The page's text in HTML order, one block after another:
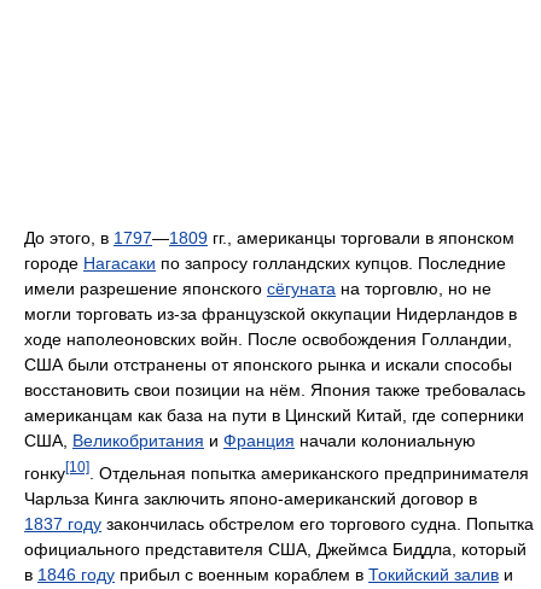
До этого, в 1797—1809 гг., американцы торговали в японском
городе Нагасаки по запросу голландских купцов. Последние
имели разрешение японского сёгуната на торговлю, но не
могли торговать из-за французской оккупации Нидерландов в
ходе наполеоновских войн. После освобождения Голландии,
США были отстранены от японского рынка и искали способы
восстановить свои позиции на нём. Япония также требовалась
американцам как база на пути в Цинский Китай, где соперники
США, Великобритания и Франция начали колониальную
гонку[10]
. Отдельная попытка американского предпринимателя
Чарльза Кинга заключить японо-американский договор в
1837 году закончилась обстрелом его торгового судна. Попытка
официального представителя США, Джеймса Биддла, который
в 1846 году прибыл с военным кораблем в Токийский залив и